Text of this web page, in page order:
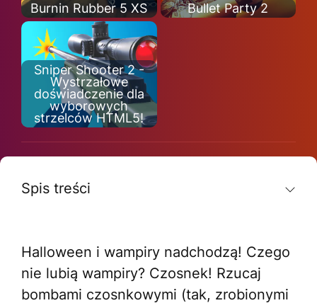
Burnin Rubber 5 XS Bullet Party 2
Sniper Shooter 2 -
Wystrzałowe
doświadczenie dla
wyborowych
strzelców HTML5!
Spis treści
Halloween i wampiry nadchodzą! Czego
nie lubią wampiry? Czosnek! Rzucaj
bombami czosnkowymi (tak, zrobionymi